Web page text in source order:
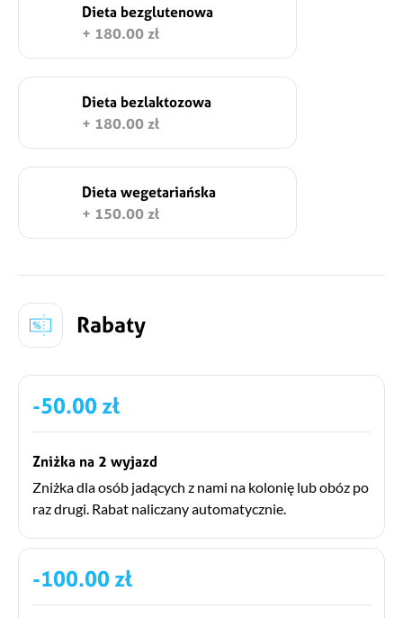
Dieta bezglutenowa
+ 180.00 zł
Dieta bezlaktozowa
+ 180.00 zł
Dieta wegetariańska
+ 150.00 zł
Rabaty
-50.00 zł
Zniżka na 2 wyjazd
Zniżka dla osób jadących z nami na kolonię lub obóz po
raz drugi. Rabat naliczany automatycznie.
-100.00 zł